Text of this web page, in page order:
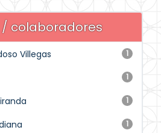
/ colaboradores
1
Villegas
1
1
1